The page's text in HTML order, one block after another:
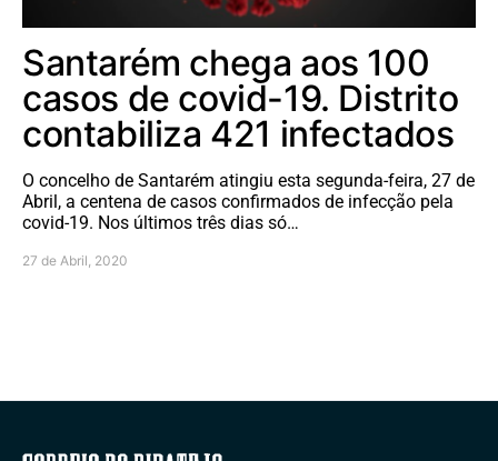
Santarém chega aos 100
casos de covid-19. Distrito
contabiliza 421 infectados
O concelho de Santarém atingiu esta segunda-feira, 27 de
Abril, a centena de casos confirmados de infecção pela
covid-19. Nos últimos três dias só…
27 de Abril, 2020